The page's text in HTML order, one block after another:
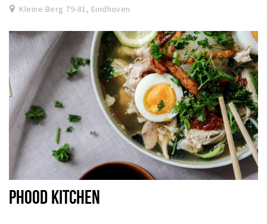
Kleine Berg 79-81, Eindhoven
PHOOD KITCHEN